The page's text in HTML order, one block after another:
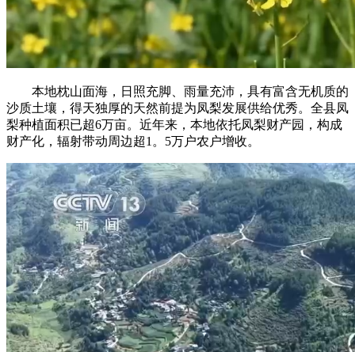
本地枕山面海，日照充脚、雨量充沛，具有富含无机质的
沙质土壤，得天独厚的天然前提为凤梨发展供给优秀。全县凤
梨种植面积已超6万亩。近年来，本地依托凤梨财产园，构成
财产化，辐射带动周边超1。5万户农户增收。